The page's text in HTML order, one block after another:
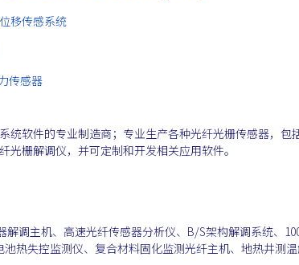
移传感系统
传感器
统软件的专业制造商；专业生产各种光纤光栅传感器，包
栅解调仪，并可定制和开发相关应用软件。
调主机、高速光纤传感器分析仪、B/S架构解调系统、
热失控监测仪、复合材料固化监测光纤主机、地热井测